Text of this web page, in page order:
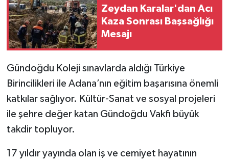
Zeydan Karalar'dan Acı
Kaza Sonrası Başsağlığı
Mesajı
Gündoğdu Koleji sınavlarda aldığı Türkiye
Birincilikleri ile Adana’nın eğitim başarısına önemli
katkılar sağlıyor. Kültür-Sanat ve sosyal projeleri
ile şehre değer katan Gündoğdu Vakfı büyük
takdir topluyor.
17 yıldır yayında olan iş ve cemiyet hayatının